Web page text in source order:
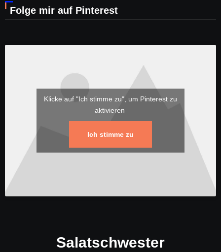
Folge mir auf Pinterest
Klicke auf "Ich stimme zu", um Pinterest zu
aktivieren
Ich stimme zu
Salatschwester